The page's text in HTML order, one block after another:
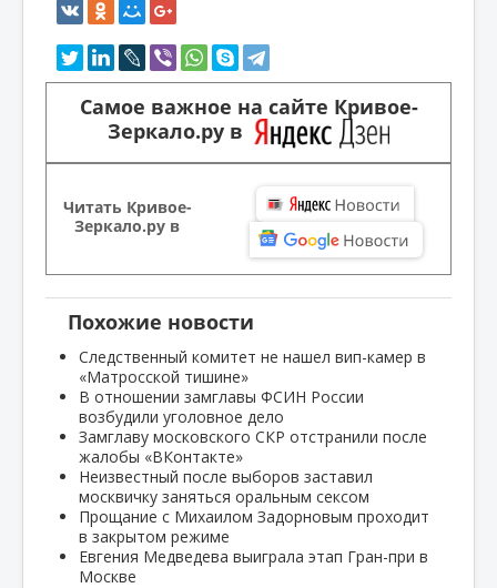
Самое важное на сайте Кривое-
Зеркало.ру в
Читать Кривое-
Зеркало.ру в
Похожие новости
Следственный комитет не нашел вип-камер в
«Матросской тишине»
В отношении замглавы ФСИН России
возбудили уголовное дело
Замглаву московского СКР отстранили после
жалобы «ВКонтакте»
Неизвестный после выборов заставил
москвичку заняться оральным сексом
Прощание с Михаилом Задорновым проходит
в закрытом режиме
Евгения Медведева выиграла этап Гран-при в
Москве